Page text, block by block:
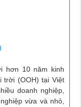
hơn 10 năm kinh
trời (OOH) tại Việt
doanh nghiệp,
vừa và nhỏ,